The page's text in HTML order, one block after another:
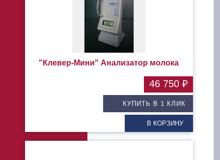
"Клевер-Мини" Анализатор молока
КУПИТЬ В 1 КЛИК
В КОРЗИНУ
46 750 ₽